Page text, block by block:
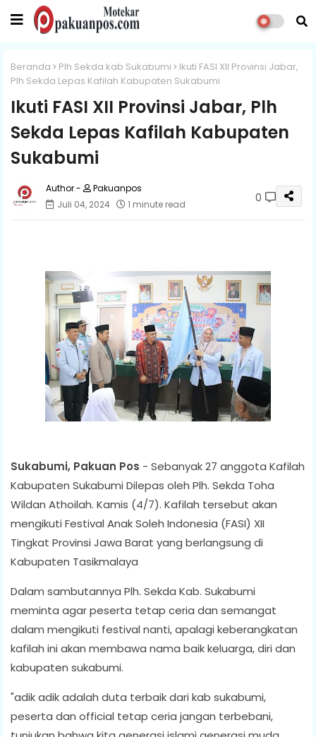
Beranda Plh Sekda kab Sukabumi
Ikuti FASI XII Provinsi Jabar,
Plh Sekda Lepas Kafilah Kabupaten Sukabumi
Ikuti FASI XII Provinsi Jabar, Plh
Sekda Lepas Kafilah Kabupaten
Sukabumi
Pakuanpos
Juli 04, 2024
1 minute read 0
Sukabumi, Pakuan Pos - Sebanyak 27 anggota Kafilah
Kabupaten Sukabumi Dilepas oleh Plh. Sekda Toha
Wildan Athoilah. Kamis (4/7). Kafilah tersebut akan
mengikuti Festival Anak Soleh Indonesia (FASI) XII
Tingkat Provinsi Jawa Barat yang berlangsung di
Kabupaten Tasikmalaya
Dalam sambutannya Plh. Sekda Kab. Sukabumi
meminta agar peserta tetap ceria dan semangat
dalam mengikuti festival nanti, apalagi keberangkatan
kafilah ini akan membawa nama baik keluarga, diri dan
kabupaten sukabumi.
"adik adik adalah duta terbaik dari kab sukabumi,
peserta dan official tetap ceria jangan terbebani,